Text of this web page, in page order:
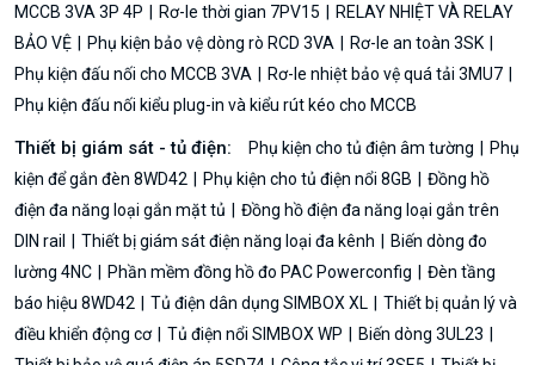
MCCB 3VA 3P 4P
Rơ-le thời gian 7PV15
RELAY NHIỆT VÀ RELAY
BẢO VỆ
Phụ kiện bảo vệ dòng rò RCD 3VA
Rơ-le an toàn 3SK
Phụ kiện đấu nối cho MCCB 3VA
Rơ-le nhiệt bảo vệ quá tải 3MU7
Phụ kiện đấu nối kiểu plug-in và kiểu rút kéo cho MCCB
Thiết bị giám sát - tủ điện: Phụ kiện cho tủ điện âm tường
Phụ
kiện để gắn đèn 8WD42
Phụ kiện cho tủ điện nổi 8GB
Đồng hồ
điện đa năng loại gắn mặt tủ
Đồng hồ điện đa năng loại gắn trên
DIN rail
Thiết bị giám sát điện năng loại đa kênh
Biến dòng đo
lường 4NC
Phần mềm đồng hồ đo PAC Powerconfig
Đèn tầng
báo hiệu 8WD42
Tủ điện dân dụng SIMBOX XL
Thiết bị quản lý và
điều khiển động cơ
Tủ điện nổi SIMBOX WP
Biến dòng 3UL23